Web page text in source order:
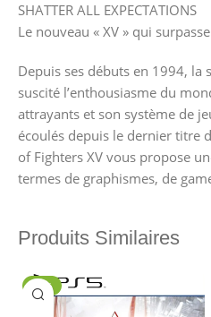
SHATTER ALL EXPECTATIONS
Le nouveau « XV » qui
Depuis ses débuts en 1994, la
suscité l’enthousiasme du
attrayants et son système de
écoulés depuis le dernier titre
of Fighters XV vous propose
termes de graphismes, de
Produits Similaires
-24%